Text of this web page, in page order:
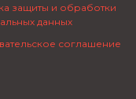
защиты и обработки
данных
соглашение